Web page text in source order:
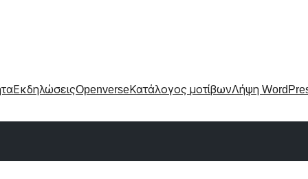
ΕκδηλώσειςOpenverseΚατάλογος μοτίβωνΛήψη